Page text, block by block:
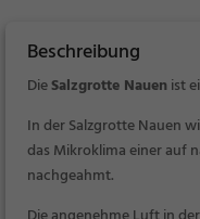
Beschreibung
DieSalzgrotte Nauen ist
In der Salzgrotte Nauen
das Mikroklima einer auf
nachgeahmt.